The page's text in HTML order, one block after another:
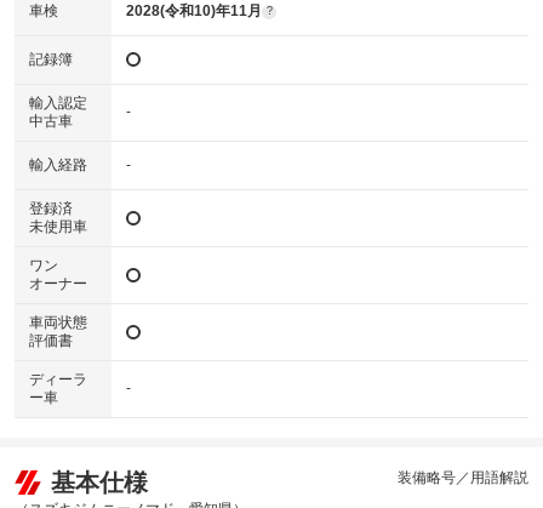
車検 2028(令和10)年11月 ?
記録簿
輸入認定
中古車
-
輸入経路 -
登録済
未使用車
ワン
オーナー
車両状態
評価書
ディーラ
ー車
-
基本仕様 装備略号／用語解説